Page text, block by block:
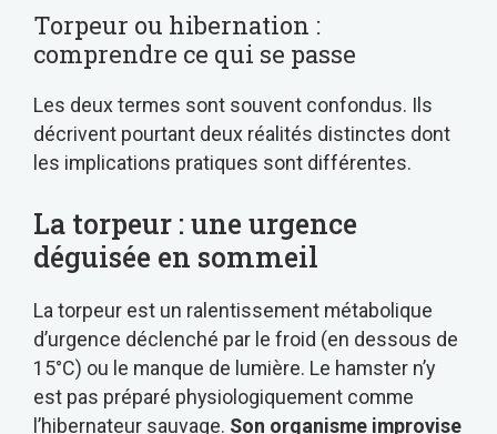
Torpeur ou hibernation :
comprendre ce qui se passe
Les deux termes sont souvent confondus. Ils
décrivent pourtant deux réalités distinctes dont
les implications pratiques sont différentes.
La torpeur : une urgence
déguisée en sommeil
La torpeur est un ralentissement métabolique
d’urgence déclenché par le froid (en dessous de
15°C) ou le manque de lumière. Le hamster n’y
est pas préparé physiologiquement comme
l’hibernateur sauvage. Son organisme improvise